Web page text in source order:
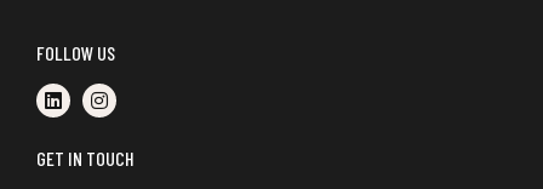
FOLLOW US
GET IN TOUCH